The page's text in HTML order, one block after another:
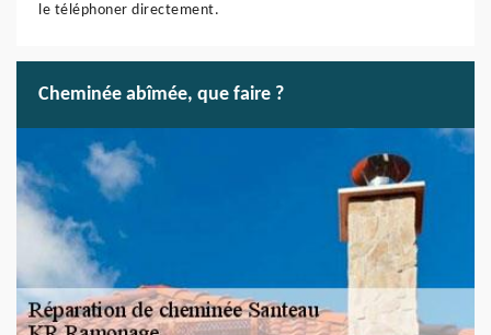
le téléphoner directement.
Cheminée abîmée, que faire ?